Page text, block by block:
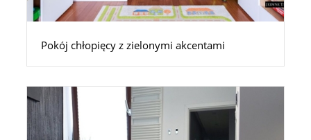
Pokój chłopięcy z zielonymi akcentami